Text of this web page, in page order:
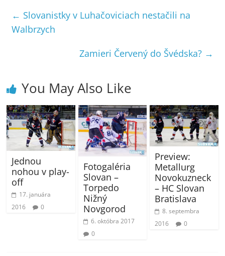
← Slovanistky v Luhačoviciach nestačili na
Walbrzych
Zamieri Červený do Švédska? →
You May Also Like
Jednou
nohou v play-
off
17. januára
2016
0
Fotogaléria
Slovan –
Torpedo
Nižný
Novgorod
6. októbra 2017
0
Preview:
Metallurg
Novokuzneck
– HC Slovan
Bratislava
8. septembra
2016
0